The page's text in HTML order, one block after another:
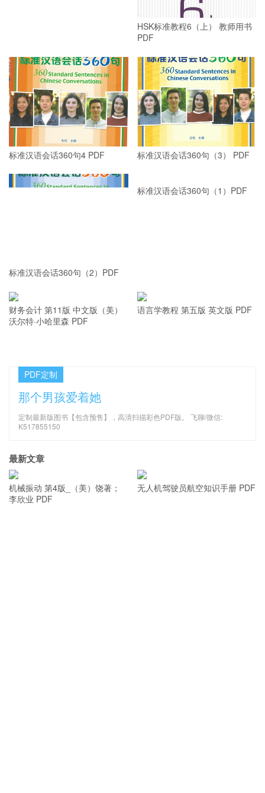
HSK标准教程6（上） 教师用书
PDF
标准汉语会话360句4 PDF 标准汉语会话360句（3） PDF
标准汉语会话360句（2）PDF
财务会计 第11版 中文版（美）
沃尔特·小哈里森 PDF
语言学教程 第五版 英文版 PDF
PDF定制
那个男孩爱着她
定制最新版图书【包含预售】，高清扫描彩色PDF版。 飞聊/微信:
K517855150
最新文章
机械振动 第4版_（美）饶著；
李欣业 PDF
无人机驾驶员航空知识手册 PDF